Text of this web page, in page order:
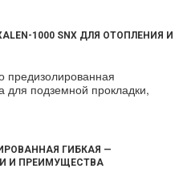
1000 SNX ДЛЯ ОТОПЛЕНИЯ И
предизолированная
для подземной прокладки,
ГИБКАЯ —
И ПРЕИМУЩЕСТВА